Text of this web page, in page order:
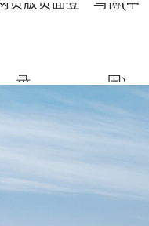
美好生
美好生
页版页面登
录
面
筑美好生
马博(中
国)
美好生
美好生
美好生